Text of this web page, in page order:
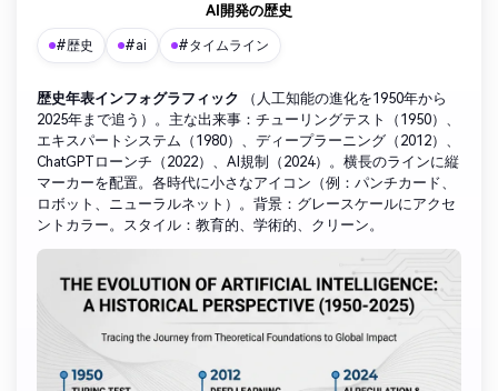
AI開発の歴史
#歴史 #ai #タイムライン
歴史年表インフォグラフィック （人工知能の進化を1950年から
2025年まで追う）。主な出来事：チューリングテスト（1950）、
エキスパートシステム（1980）、ディープラーニング（2012）、
ChatGPTローンチ（2022）、AI規制（2024）。横長のラインに縦
マーカーを配置。各時代に小さなアイコン（例：パンチカード、
ロボット、ニューラルネット）。背景：グレースケールにアクセ
ントカラー。スタイル：教育的、学術的、クリーン。